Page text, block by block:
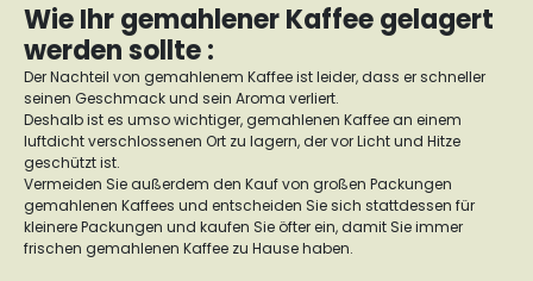
Wie Ihr gemahlener Kaffee gelagert
werden sollte :
Der Nachteil von gemahlenem Kaffee ist leider, dass er schneller
seinen Geschmack und sein Aroma verliert.
Deshalb ist es umso wichtiger, gemahlenen Kaffee an einem
luftdicht verschlossenen Ort zu lagern, der vor Licht und Hitze
geschützt ist.
Vermeiden Sie außerdem den Kauf von großen Packungen
gemahlenen Kaffees und entscheiden Sie sich stattdessen für
kleinere Packungen und kaufen Sie öfter ein, damit Sie immer
frischen gemahlenen Kaffee zu Hause haben.